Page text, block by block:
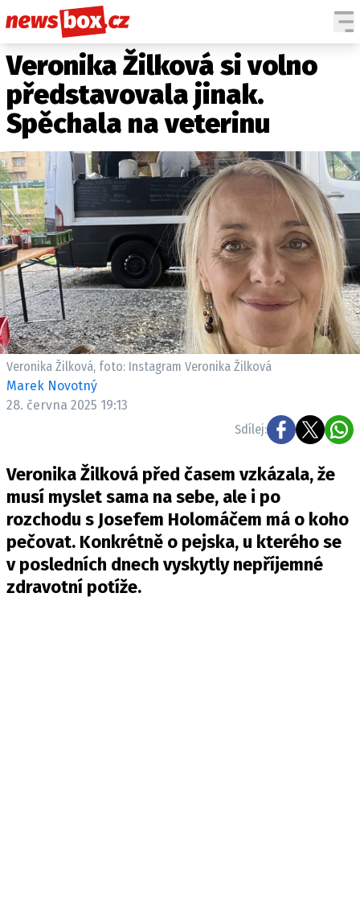
DOMÁCÍ
ZAHRANIČÍ
POČASÍ
KRIMI
EKONOMIKA
KULTURA
SPOLEČNOST
SPORT
ČESKÉ CELEBRITY
SVĚTOVÉ CELEBRITY
SLEDUJTE NÁS NA|
Máte příběh, fotku nebo video?
Pošlete e-mail na newsbox.cz
KONTAKT
VYDAVATEL
INZERCE
OSOBNÍ ÚDAJE / COOKIES
VOLNÁ MÍSTA
Veronika Žilková si volno
představovala jinak.
Spěchala na veterinu
Veronika Žilková, foto: Instagram Veronika Žilková
Marek Novotný
28. června 2025 19:13
Sdílej:
Veronika Žilková před časem vzkázala, že
musí myslet sama na sebe, ale i po
rozchodu s Josefem Holomáčem má o koho
pečovat. Konkrétně o pejska, u kterého se
v posledních dnech vyskytly nepříjemné
zdravotní potíže.